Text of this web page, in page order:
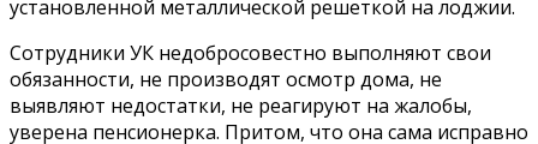
установленной металлической решеткой на лоджии.
Сотрудники УК недобросовестно выполняют свои
обязанности, не производят осмотр дома, не
выявляют недостатки, не реагируют на жалобы,
уверена пенсионерка. Притом, что она сама исправно